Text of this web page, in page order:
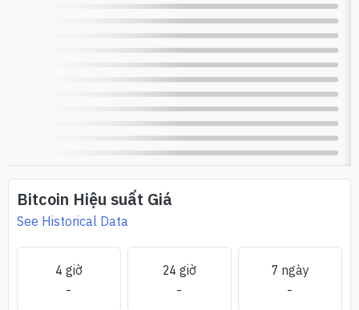
Bitcoin Hiệu suất Giá
See Historical Data
4 giờ
-
24 giờ
-
7 ngày
-